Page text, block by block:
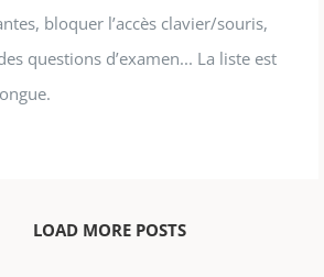
bloquer l’accès clavier/souris,
questions d’examen... La liste est
LOAD MORE POSTS